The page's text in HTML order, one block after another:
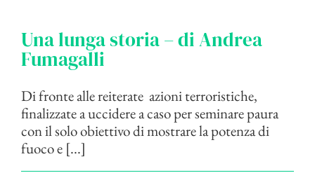
Una lunga storia – di Andrea
Fumagalli
Di fronte alle reiterate azioni terroristiche,
finalizzate a uccidere a caso per seminare paura
con il solo obiettivo di mostrare la potenza di
fuoco e [...]